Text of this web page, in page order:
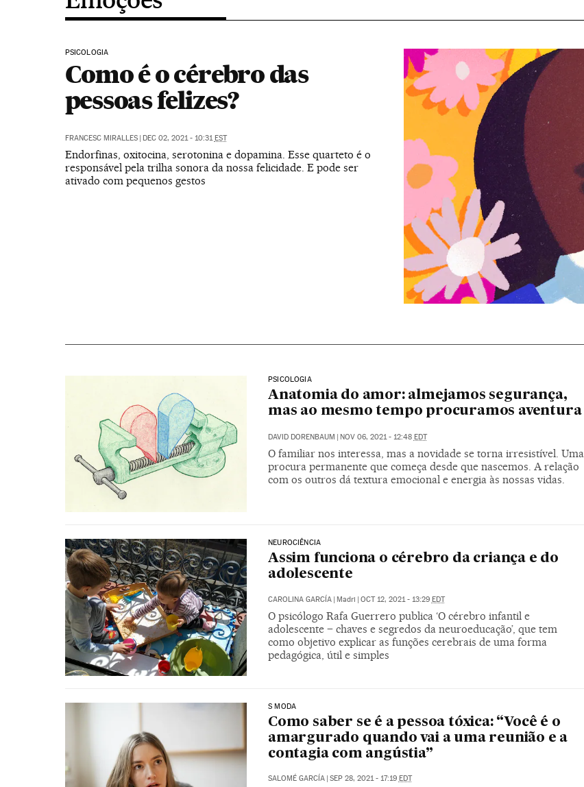
PSICOLOGIA
Como é o cérebro das
pessoas felizes?
FRANCESC MIRALLES | DEC 02, 2021 - 10:31EST
Endorfinas, oxitocina, serotonina e dopamina. Esse quarteto é o
responsável pela trilha sonora da nossa felicidade. E pode ser
ativado com pequenos gestos
PSICOLOGIA
Anatomia do amor: almejamos segurança,
mas ao mesmo tempo procuramos aventura
DAVID DORENBAUM | NOV 06, 2021 - 12:48 EDT
O familiar nos interessa, mas a novidade se torna irresistível. Uma
procura permanente que começa desde que nascemos. A relação
com os outros dá textura emocional e energia às nossas vidas.
NEUROCIÊNCIA
Assim funciona o cérebro da criança e do
adolescente
CAROLINA GARCÍA Madri OCT 12, 2021 - 13:29 EDT
O psicólogo Rafa Guerrero publica ‘O cérebro infantil e
adolescente – chaves e segredos da neuroeducação’, que tem
como objetivo explicar as funções cerebrais de uma forma
pedagógica, útil e simples
S MODA
Como saber se é a pessoa tóxica: “Você é o
amargurado quando vai a uma reunião e a
contagia com angústia”
SALOMÉ GARCÍA | SEP 28, 2021 - 17:19 EDT